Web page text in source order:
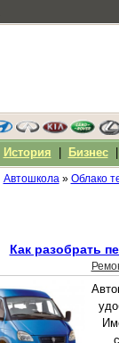
Автошкола» Облако
Как разобрать
История Бизнес